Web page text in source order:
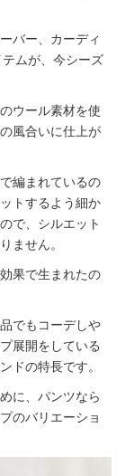
バー、カーディ
ムが、今シーズ
ウール素材を使
風合いに仕上が
編まれているの
トするよう細か
で、シルエット
ません。
果で生まれたの
でもコーデしや
展開をしている
ドの特長です。
に、パンツなら
のバリエーショ